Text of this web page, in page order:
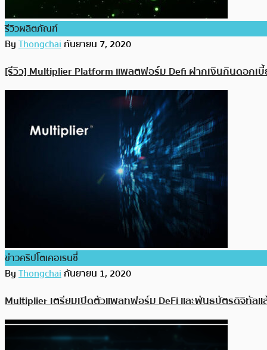
รีวิวผลิตภัณฑ์
ByThongchaiกันยายน 7, 2020
[รีวิว] Multiplier Platform แพลตฟอร์ม Defi ฝากเงินกินดอกเ
ข่าวคริปโตเคอเรนซี่
ByThongchaiกันยายน 1, 2020
Multiplier เตรียมเปิดตัวแพลทฟอร์ม DeFi และพันธบัตรดิจิทัลแ